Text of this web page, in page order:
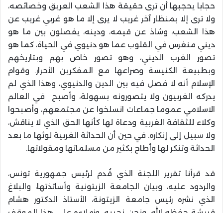
حجابا يحجبها أن ترى حقيقة هذا الشعب العريق وخصائصه،
ولا ترى إلا بمنظار آخر غريب لا يرى إلا ما هو غربي غريب عن
هذا الشعب، وشاذ عن قيمه، ودينه، يفصلون بين ما هو
ديني منغرس في القلوب عما هو دنيوي في الحياة، كما هو
تصور الغرب الديني، وهو تصور خاص بهم وبتاريخهم
وبطبيعة الكنيسة وصراعها مع المفكرين الأحرار. وقوام
الإسلام أنه لا فصل فيه بين الدين والدنيوي، وهذا الذي لم
يدركه الغربيون ولا يتصورونه بسهولة، وأصبح في العالم
الاسلامي عموما جماعات انسلخوا عن مجتمعهم، وأصبحوا
وكلاء للثقافة الغربية ودعاة لها كأنها الحق الذي لا يناقش،
ولا سبيل إلى إنكاره. في حين أن الحداثة الغربية لوثها ما بعد
الحداثة وتنكر لها وأطاح بكثير من مسلماتها ومقولاتها.
قد قرأنا تقرير اللجنة الذي قُدم لرئيس جمهورية تونس،
والردود عليه، وبيان الجامعة الزيتونية وأساتذتها، والبلاغ
الذي نشره رئيس جامعة الزيتونة، الأستاذ الدكتور هشام